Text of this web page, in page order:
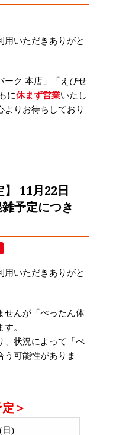
用いただきありがと
ーク 本店」「えびせ
に休まず営業いたし
よりお待ちしており
】 11月22日
予定につき
用いただきありがと
せんが「ぺったん体
。
、状況によって「ぺ
う可能性がありま
＞
日)